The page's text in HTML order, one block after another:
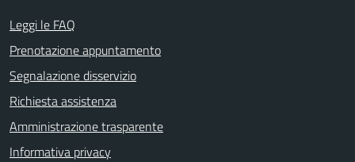
Leggi le FAQ
Prenotazione appuntamento
Segnalazione disservizio
Richiesta assistenza
Amministrazione trasparente
Informativa privacy